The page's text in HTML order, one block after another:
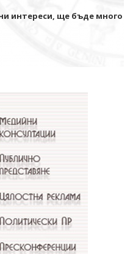
интереси, ще бъде много